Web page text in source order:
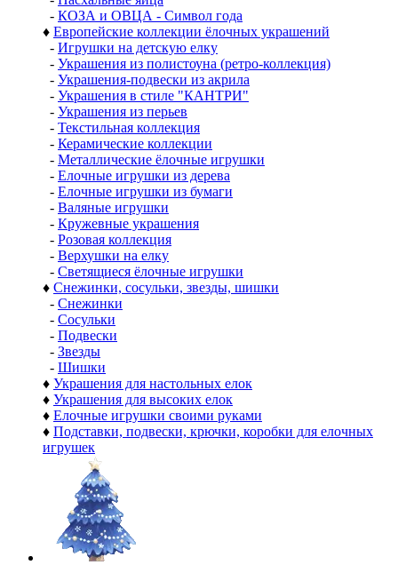
- КОЗА и ОВЦА - Символ года
♦ Европейские коллекции ёлочных украшений
- Игрушки на детскую елку
- Украшения из полистоуна (ретро-коллекция)
- Украшения-подвески из акрила
- Украшения в стиле "КАНТРИ"
- Украшения из перьев
- Текстильная коллекция
- Керамические коллекции
- Металлические ёлочные игрушки
- Елочные игрушки из дерева
- Елочные игрушки из бумаги
- Валяные игрушки
- Кружевные украшения
- Розовая коллекция
- Верхушки на елку
- Светящиеся ёлочные игрушки
♦ Снежинки, сосульки, звезды, шишки
- Снежинки
- Сосульки
- Подвески
- Звезды
- Шишки
♦ Украшения для настольных елок
♦ Украшения для высоких елок
♦ Елочные игрушки своими руками
♦ Подставки, подвески, крючки, коробки для елочных
игрушек